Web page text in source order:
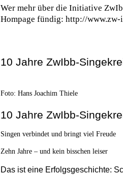
Wer mehr über die Initiative
Hompage fündig: http://www.zw-
10 Jahre ZwIbb-
Foto: Hans Joachim Thiele
10 Jahre ZwIbb-
Singen verbindet und bringt viel Freude
Zehn Jahre – und kein bisschen leiser
Das ist eine Erfolgsgeschichte: